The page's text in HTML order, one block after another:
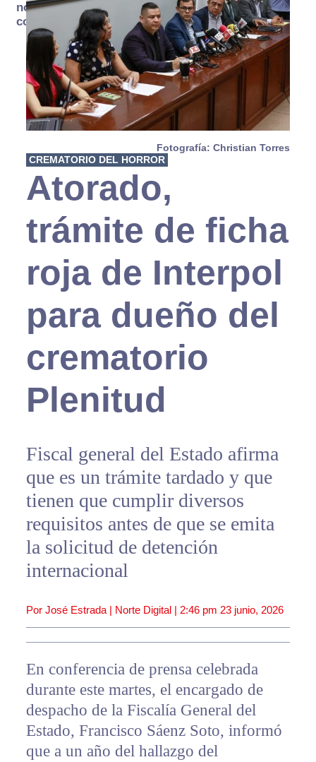
no se
consume
Fotografía: Christian Torres
CREMATORIO DEL HORROR
Atorado,
trámite de ficha
roja de Interpol
para dueño del
crematorio
Plenitud
Fiscal general del Estado afirma
que es un trámite tardado y que
tienen que cumplir diversos
requisitos antes de que se emita
la solicitud de detención
internacional
Por José Estrada | Norte Digital | 2:46 pm 23 junio, 2026
En conferencia de prensa celebrada
durante este martes, el encargado de
despacho de la Fiscalía General del
Estado, Francisco Sáenz Soto, informó
que a un año del hallazgo del